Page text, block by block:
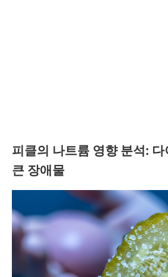
피클의 나트륨 영향 분석:
큰 장애물